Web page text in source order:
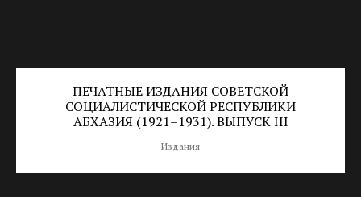
ПЕЧАТНЫЕ ИЗДАНИЯ CОВЕТСКОЙ
СОЦИАЛИСТИЧЕСКОЙ РЕСПУБЛИКИ
АБХАЗИЯ (1921–1931). ВЫПУСК III
Издания